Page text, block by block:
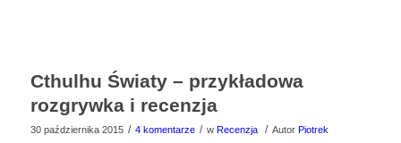
Cthulhu Światy – przykładowa
rozgrywka i recenzja
30 października 2015 / 4 komentarze / w Recenzja / Autor Piotrek